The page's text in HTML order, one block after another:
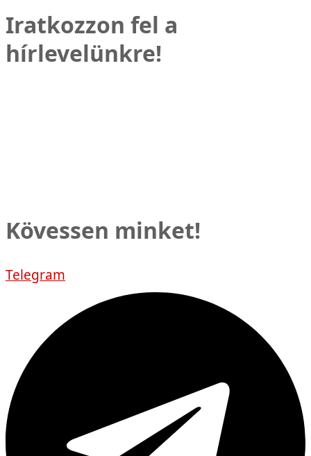
Iratkozzon fel a
hírlevelünkre!
Kövessen minket!
Telegram